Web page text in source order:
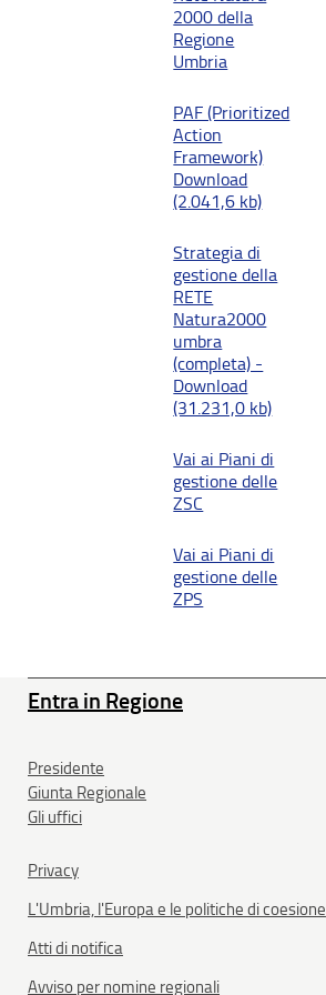
2000 della
Regione
Umbria
PAF (Prioritized
Action
Framework)
Download
(2.041,6 kb)
Strategia di
gestione della
RETE
Natura2000
umbra
(completa) -
Download
(31.231,0 kb)
Vai ai Piani di
gestione delle
ZSC
Vai ai Piani di
gestione delle
ZPS
Entra in Regione
Presidente
Giunta Regionale
Gli uffici
Privacy
L'Umbria, l'Europa e le politiche di coesione
Atti di notifica
Avviso per nomine regionali